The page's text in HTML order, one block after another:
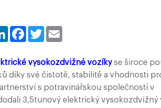
LinkedInFacebook
Twitter
vysokozdvižné vozíkyse široce
díky své čistotě, stabilitě a vhodnosti
s potravinářskou společností v
3,5tunový elektrický vysokozdvižný